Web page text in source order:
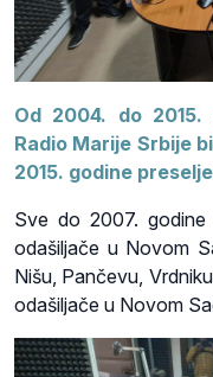
Od 2004. do
Radio Marije Srbije
2015. godine
Sve do 2007. godine
odašiljače u Novom
Nišu, Pančevu,
odašiljače u Novom